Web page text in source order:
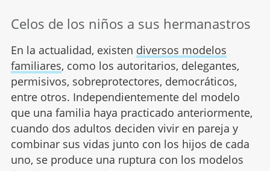
Celos de los niños a sus hermanastros
En la actualidad, existen diversos modelos
familiares, como los autoritarios, delegantes,
permisivos, sobreprotectores, democráticos,
entre otros. Independientemente del modelo
que una familia haya practicado anteriormente,
cuando dos adultos deciden vivir en pareja y
combinar sus vidas junto con los hijos de cada
uno, se produce una ruptura con los modelos